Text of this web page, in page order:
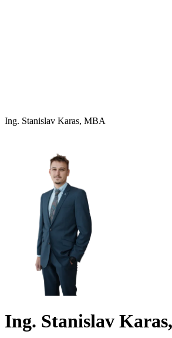
Ing. Stanislav Karas, MBA
Ing. Stanislav